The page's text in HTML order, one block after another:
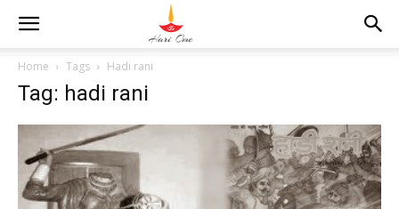
Home Tags Hadi rani
Tag: hadi rani